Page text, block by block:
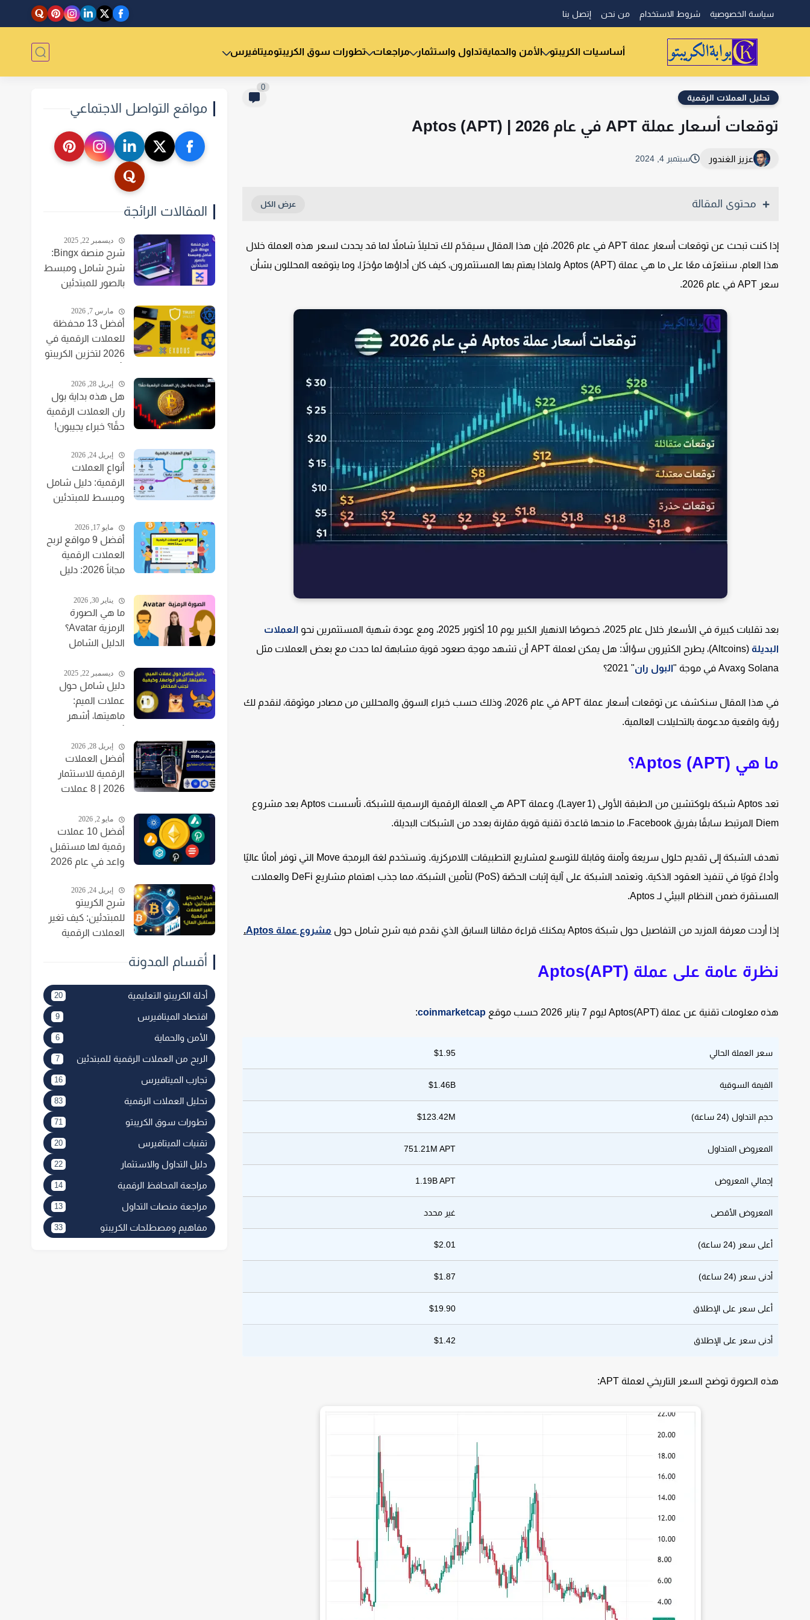
سياسة الخصوصية شروط الاستخدام من نحن إتصل بنا
أساسيات الكريبتو الأمن والحمايةتداول واستثمار مراجعات تطورات سوق الكريبتوميتافيرس
تحليل العملات الرقمية
0
توقعات أسعار عملة APT في عام 2026 | Aptos (APT)
عزيز الغندور سبتمبر 4, 2024
محتوى المقالة
إذا كنت تبحث عن توقعات أسعار عملة APT في عام 2026، فإن هذا المقال سيقدّم لك تحليلًا شاملاً لما قد يحدث لسعر هذه العملة خلال
هذا العام. سنتعرّف معًا على ما هي عملة Aptos (APT) ولماذا يهتم بها المستثمرون، كيف كان أداؤها مؤخرًا، وما يتوقعه المحللون بشأن
سعر APT في عام 2026.
بعد تقلبات كبيرة في الأسعار خلال عام 2025، خصوصًا الانهيار الكبير يوم 10 أكتوبر 2025، ومع عودة شهية المستثمرين نحو
العملات
البديلة
(Altcoins)، يطرح الكثيرون سؤالاً: هل يمكن لعملة APT أن تشهد موجة صعود قوية مشابهة لما حدث مع بعض العملات مثل
Solana وAvax في موجة "
البول ران" 2021؟
في هذا المقال سنكشف عن توقعات أسعار عملة APT في عام 2026، وذلك حسب خبراء السوق والمحللين من مصادر موثوقة، لنقدم لك
رؤية واقعية مدعومة بالتحليلات العالمية.
ما هي Aptos (APT)؟
تعد Aptos شبكة بلوكتشين من الطبقة الأولى (Layer 1)، وعملة APT هي العملة الرقمية الرسمية للشبكة. تأسست Aptos بعد مشروع
Diem المرتبط سابقًا بفريق Facebook، ما منحها قاعدة تقنية قوية مقارنة بعدد من الشبكات البديلة.
تهدف الشبكة إلى تقديم حلول سريعة وآمنة وقابلة للتوسع لمشاريع التطبيقات اللامركزية. وتستخدم لغة البرمجة Move التي توفر أمانًا عاليًا
وأداءً قويًا في تنفيذ العقود الذكية. وتعتمد الشبكة على آلية إثبات الحصّة (PoS) لتأمين الشبكة، مما جذب اهتمام مشاريع DeFi والعملات
المستقرة ضمن النظام البيئي لـ Aptos.
إذا أردت معرفة المزيد من التفاصيل حول شبكة Aptos يمكنك قراءة مقالنا السابق الذي نقدم فيه شرح شامل حول مشروع عملة Aptos .
نظرة عامة على عملة Aptos(APT)
هذه معلومات تقنية عن عملة Aptos(APT) ليوم 7 يناير 2026 حسب موقع coinmarketcap
:
سعر العملة الحالي $1.95
القيمة السوقية $1.46B
حجم التداول (24 ساعة) $123.42M
المعروض المتداول 751.21M APT
إجمالي المعروض 1.19B APT
المعروض الأقصى غير محدد
أعلى سعر (24 ساعة) $2.01
أدنى سعر (24 ساعة) $1.87
أعلى سعر على الإطلاق $19.90
أدنى سعر على الإطلاق $1.42
هذه الصورة توضح السعر التاريخي لعملة APT:
مواقع التواصل الاجتماعي
المقالات الرائجة
ديسمبر 22, 2025
شرح منصة Bingx:
شرح شامل ومبسط
بالصور للمبتدئين
مارس 7, 2026
أفضل 13 محفظة
للعملات الرقمية في
2026 لتخزين الكريبتو
إبريل 28, 2026
هل هذه بداية بول
ران العملات الرقمية
حقًا؟ خبراء يجيبون!
إبريل 24, 2026
أنواع العملات
الرقمية: دليل شامل
ومبسط للمبتدئين
مايو 17, 2026
أفضل 9 مواقع لربح
العملات الرقمية
مجاناً 2026: دليل
يناير 30, 2026
ما هي الصورة
الرمزية Avatar؟
الدليل الشامل
ديسمبر 22, 2025
دليل شامل حول
عملات الميم:
ماهيتها، أشهر
تجنب المخاطر
إبريل 28, 2026
أفضل العملات
الرقمية للاستثمار
2026 | 8 عملات
مايو 2, 2026
أفضل 10 عملات
رقمية لها مستقبل
واعد في عام 2026
إبريل 24, 2026
شرح الكريبتو
للمبتدئين: كيف تغير
العملات الرقمية
أقسام المدونة
أدلة الكريبتو التعليمية 20
اقتصاد الميتافيرس 9
الأمن والحماية 6
الربح من العملات الرقمية للمبتدئين 7
تجارب الميتافيرس 16
تحليل العملات الرقمية 83
تطورات سوق الكريبتو 71
تقنيات الميتافيرس 20
دليل التداول والاستثمار 22
مراجعة المحافظ الرقمية 14
مراجعة منصات التداول 13
مفاهيم ومصطلحات الكريبتو 33